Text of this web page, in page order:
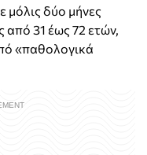
μόλις δύο μήνες
από 31 έως 72 ετών,
«παθολογικά